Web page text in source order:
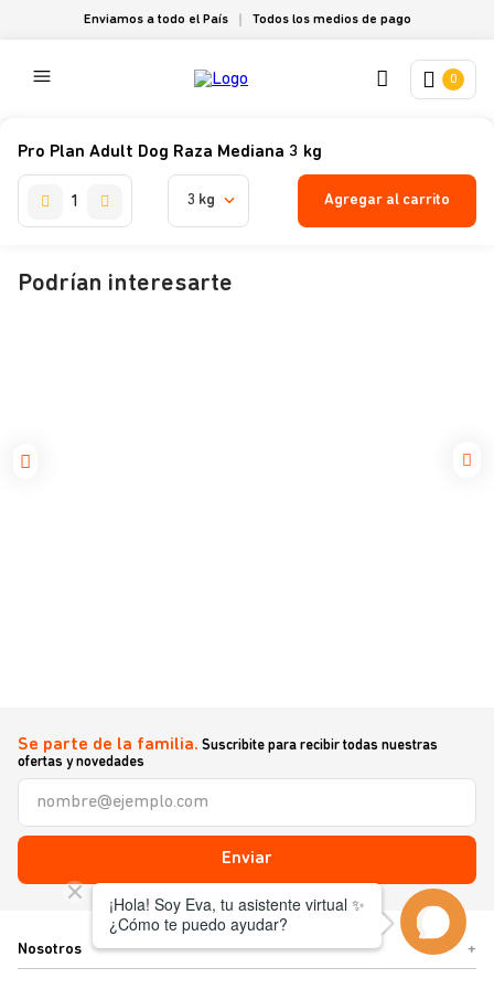
Enviamos a todo el País Todos los medios de pago
0
Pro Plan Adult Dog Raza Mediana 3 kg
3 kg Agregar al carrito
Podrían interesarte
Se parte de la familia. Suscribite para recibir todas nuestras
ofertas y novedades
Enviar
Nosotros +